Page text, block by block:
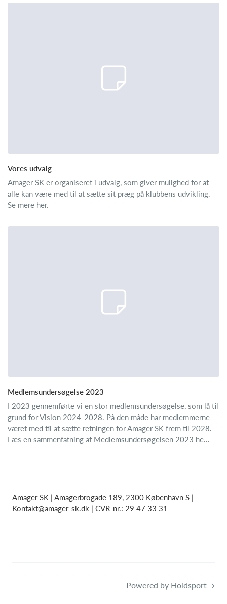
Vores udvalg
Amager SK er organiseret i udvalg, som giver mulighed for at
alle kan være med til at sætte sit præg på klubbens udvikling.
Se mere her.
Medlemsundersøgelse 2023
I 2023 gennemførte vi en stor medlemsundersøgelse, som lå til
grund for Vision 2024-2028. På den måde har medlemmerne
været med til at sætte retningen for Amager SK frem til 2028.
Læs en sammenfatning af Medlemsundersøgelsen 2023 he...
Amager SK | Amagerbrogade 189, 2300 København S |
Kontakt@amager-sk.dk | CVR-nr.: 29 47 33 31
Powered by Holdsport